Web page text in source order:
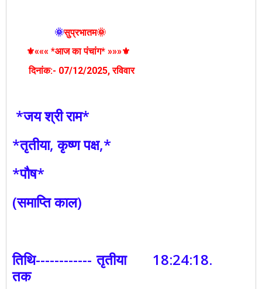
🌞सुप्रभातम🌞
⚜️««« *आज का पंचांग* »»»⚜️
दिनांक:- 07/12/2025, रविवार
*जय श्री राम*
*तृतीया, कृष्ण पक्ष,*
*पौष*
(समाप्ति काल)
तिथि------------ तृतीया
18:24:18.
तक